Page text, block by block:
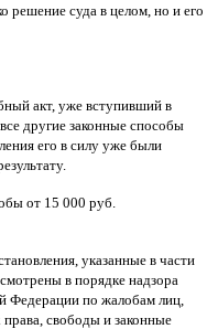
решение суда в целом, но и его
акт, уже вступивший в
другие законные способы
его в силу уже были
от 15 000 руб.
указанные в части
в порядке надзора
Федерации по жалобам лиц,
свободы и законные